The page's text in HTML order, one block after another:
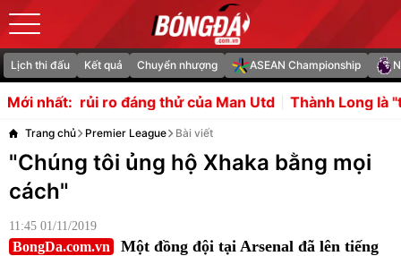
Lịch thi đấu Kết quả Chuyển nhượng ASEAN Championship
Mới nhất:
thử của Man Utd Thành Long là "trái tim" mới trong
Trang chủ Premier League Bài viết
"Chúng tôi ủng hộ Xhaka bằng mọi
cách"
11:45 01/11/2019
BongDa.com.vn
Một đồng đội tại Arsenal đã lên tiếng